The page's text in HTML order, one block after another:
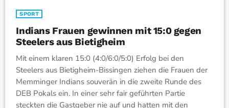
SPORT
Indians Frauen gewinnen mit 15:0 gegen
Steelers aus Bietigheim
Mit einem klaren 15:0 (4:0/6:0/5:0) Erfolg bei den
Steelers aus Bietigheim-Bissingen ziehen die Frauen der
Memminger Indians souverän in die zweite Runde des
DEB Pokals ein. In einer sehr fair geführten Partie
steckten die Gastgeber nie auf und hatten mit den